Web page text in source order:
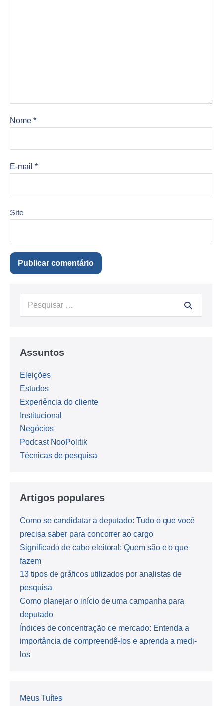
Nome *
E-mail *
Site
Procurar:
Assuntos
Eleições
Estudos
Experiência do cliente
Institucional
Negócios
Podcast NooPolitik
Técnicas de pesquisa
Artigos populares
Como se candidatar a deputado: Tudo o que você
precisa saber para concorrer ao cargo
Significado de cabo eleitoral: Quem são e o que
fazem
13 tipos de gráficos utilizados por analistas de
pesquisa
Como planejar o início de uma campanha para
deputado
Índices de concentração de mercado: Entenda a
importância de compreendê-los e aprenda a medi-
los
Meus Tuítes